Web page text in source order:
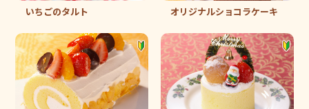
いちごのタルト オリジナルショコラケーキ